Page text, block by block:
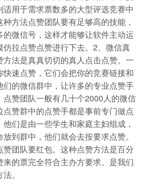
用于需求票数多的大型评选竞赛中
方法点赞团队要有足够高的技能，
微信号，这样才能够让软件主动运
拉点赞点赞进行下去。2、微信真
方法是真真切切的真人点击点赞。一
速点赞，它们会把你的竞赛链接和
们的微信群中，让许多的专业点赞手
赞团队一般有几十个2000人的微信
赞群中的点赞手都是事前专门做点
们是由一些学生和家庭主妇组成，
到群中，他们就会去按要求点赞。
团队要红包。这种点赞方法是百分
的票完全符合主办方要求。是我们
。